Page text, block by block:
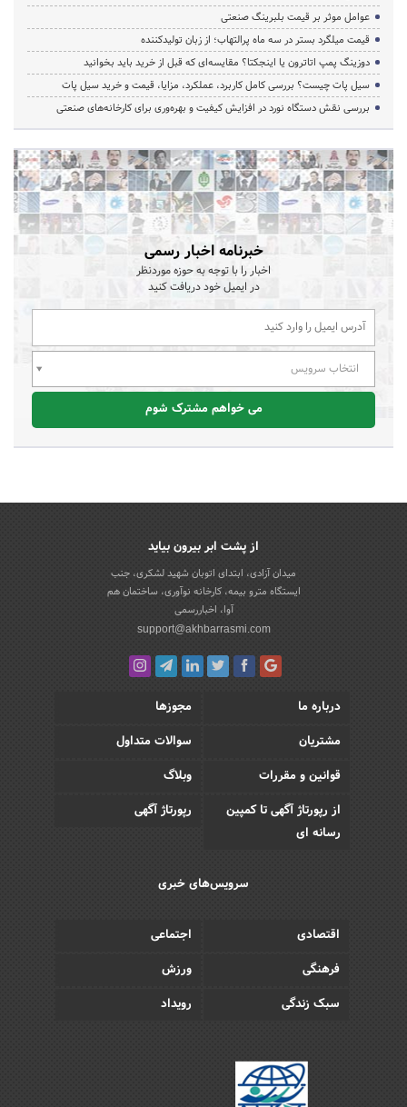
عوامل موثر بر قیمت بلبرینگ صنعتی
قیمت میلگرد بستر در سه ماه پرالتهاب؛ از زبان تولیدکننده
دوزینگ پمپ اتاترون یا اینجکتا؟ مقایسه‌ای که قبل از خرید باید بخوانید
سیل پات چیست؟ بررسی کامل کاربرد، عملکرد، مزایا، قیمت و خرید سیل پات
بررسی نقش دستگاه نورد در افزایش کیفیت و بهره‌وری برای کارخانه‌های صنعتی
خبرنامه اخبار رسمی
اخبار را با توجه به حوزه موردنظر
در ایمیل خود دریافت کنید
انتخاب سرویس
می خواهم مشترک شوم
از پشت ابر بیرون بیاید
میدان آزادی، ابتدای اتوبان شهید لشکری، جنب
ایستگاه مترو بیمه، کارخانه نوآوری، ساختمان هم
آوا، اخباررسمی
support@akhbarrasmi.com
درباره ما
مجوزها
مشتریان
سوالات متداول
قوانین و مقررات
وبلاگ
از رپورتاژ آگهی تا کمپین
رسانه ای
رپورتاژ آگهی
سرویس‌های خبری
اقتصادی
اجتماعی
فرهنگی
ورزش
سبک زندگی
رویداد